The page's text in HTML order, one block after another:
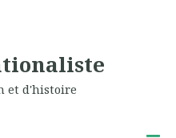
et d'histoire